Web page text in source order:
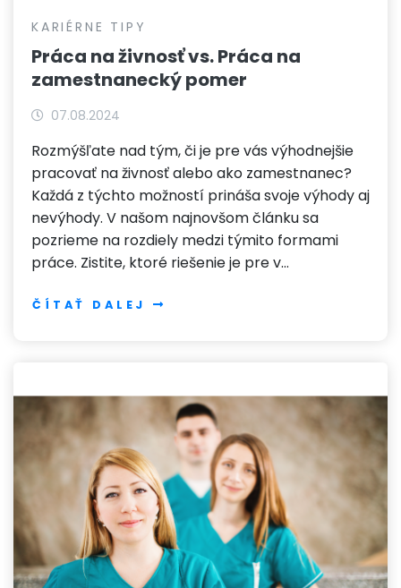
KARIÉRNE TIPY
Práca na živnosť vs. Práca na
zamestnanecký pomer
07.08.2024
Rozmýšľate nad tým, či je pre vás výhodnejšie
pracovať na živnosť alebo ako zamestnanec?
Každá z týchto možností prináša svoje výhody aj
nevýhody. V našom najnovšom článku sa
pozrieme na rozdiely medzi týmito formami
práce. Zistite, ktoré riešenie je pre v…
ČÍTAŤ DALEJ